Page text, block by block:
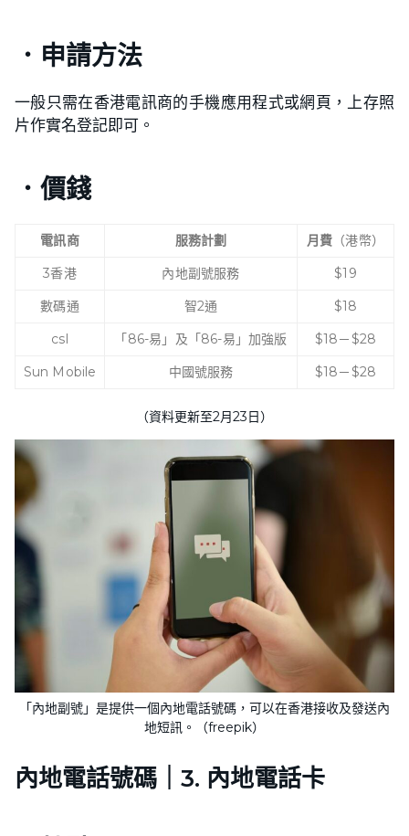
．申請方法
一般只需在香港電訊商的手機應用程式或網頁，上存照
片作實名登記即可。
．價錢
電訊商 服務計劃 月費 （港幣）
3香港
內地副號服務
$19
數碼通
智2通
$18
csl
「86-易」及「86-易」加強版
$18－$28
Sun Mobile
中國號服務 $18－$28
（資料更新至2月23日）
「內地副號」是提供一個內地電話號碼，可以在香港接收及發送內
地短訊。（freepik）
內地電話號碼｜3. 內地電話卡